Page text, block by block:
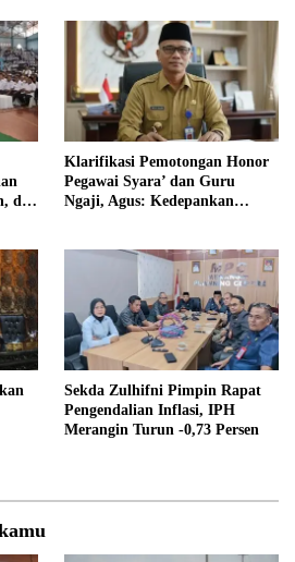
dan
Klarifikasi Pemotongan Honor
Pegawai Syara’ dan Guru
Ngaji, Agus: Kedepankan
Sekda Zulhifni Pimpin Rapat
Pengendalian Inflasi, IPH
Merangin Turun -0,73 Persen